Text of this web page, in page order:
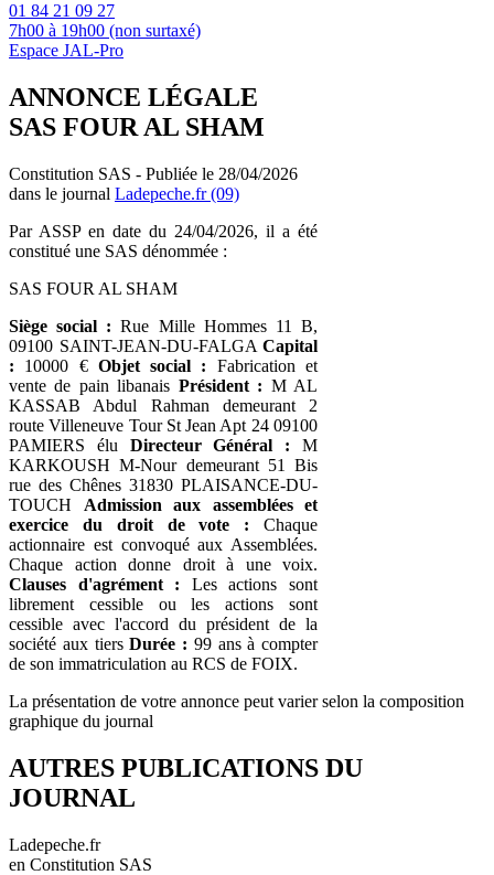
01 84 21 09 27
7h00 à 19h00 (non surtaxé)
Espace JAL-Pro
ANNONCE LÉGALE
SAS FOUR AL SHAM
Constitution SAS - Publiée le 28/04/2026
dans le journal Ladepeche.fr (09)
Par ASSP en date du 24/04/2026, il a été
constitué une SAS dénommée :
SAS FOUR AL SHAM
Siège social : Rue Mille Hommes 11 B,
09100 SAINT-JEAN-DU-FALGA Capital
: 10000 € Objet social : Fabrication et
vente de pain libanais Président : M AL
KASSAB Abdul Rahman demeurant 2
route Villeneuve Tour St Jean Apt 24 09100
PAMIERS élu Directeur Général : M
KARKOUSH M-Nour demeurant 51 Bis
rue des Chênes 31830 PLAISANCE-DU-
TOUCH Admission aux assemblées et
exercice du droit de vote : Chaque
actionnaire est convoqué aux Assemblées.
Chaque action donne droit à une voix.
Clauses d'agrément : Les actions sont
librement cessible ou les actions sont
cessible avec l'accord du président de la
société aux tiersDurée : 99 ans à compter
de son immatriculation au RCS de FOIX.
La présentation de votre annonce peut varier selon la composition
graphique du journal
AUTRES PUBLICATIONS DU
JOURNAL
Ladepeche.fr
en Constitution SAS